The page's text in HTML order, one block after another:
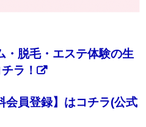
・脱毛・エステ体験の生
ラ！
会員登録】はコチラ(公式